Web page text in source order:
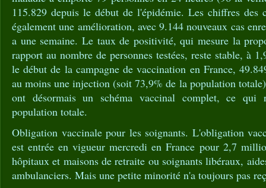
115.829 depuis le début de l'épidémie. Les chiffres des
également une amélioration, avec 9.144 nouveaux cas
a une semaine. Le taux de positivité, qui mesure la
rapport au nombre de personnes testées, reste stable, à
le début de la campagne de vaccination en France,
au moins une injection (soit 73,9% de la population
ont désormais un schéma vaccinal complet, ce qui
population totale.
Obligation vaccinale pour les soignants. L'obligation
est entrée en vigueur mercredi en France pour 2,7
hôpitaux et maisons de retraite ou soignants libéraux,
ambulanciers. Mais une petite minorité n'a toujours pas